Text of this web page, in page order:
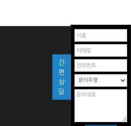
간
편
상
담